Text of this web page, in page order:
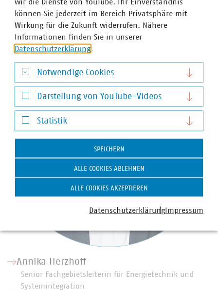
+49 170 8580380
wullenweber(at)vku(dot)de
Annika Herzhoff
Senior Fachgebietsleiterin für Energietechnik und
Systemintegration
können Sie jederzeit im Bereich Privatsphäre mit
Wirkung für die Zukunft widerrufen. Nähere
Informationen finden Sie in unserer
Datenschutzerklärung
Notwendige Cookies
Notwendige Cookies
Darstellung von YouTube-Videos
Darstellung von YouTube-Videos
Statistik
Statistik
SPEICHERN
ALLE COOKIES ABLEHNEN
ALLE COOKIES AKZEPTIEREN
DatenschutzerklärungImpressum